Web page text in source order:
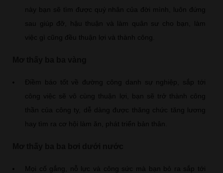
này bạn sẽ tìm được quý nhân của đời mình, luôn đứng
sau giúp đỡ, hậu thuận và làm quân sư cho bạn, làm
việc gì cũng đều thuận lợi và thành công.
Điềm báo tốt về đường công danh sự nghiệp, sắp tới
công việc sẽ vô cùng thuận lợi, bạn sẽ trở thành công
thần của công ty, dễ dàng được thăng chức tăng lương
hay tìm ra cơ hội làm ăn, phát triển bản thân.
Mọi cố gắng, nỗ lực và công sức mà bạn bỏ ra sắp tới